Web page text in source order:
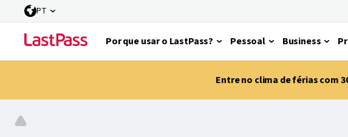
PT
Por que usar o LastPass? Pessoal Business
Entre no clima de férias com